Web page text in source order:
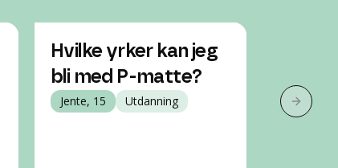
Hvilke yrker kan jeg
bli med P-matte?
Jente, 15 Utdanning
klarer
Neste